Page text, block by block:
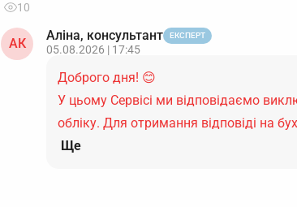
10
АК
Аліна, консультант ЕКСПЕРТ
05.08.2026 | 17:45
Доброго дня! 😊
У цьому Сервісі ми відповідаємо
обліку. Для отримання відповіді на
Ще